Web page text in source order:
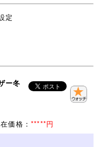
)24時間以内のご連絡
業日以内のご入金、
ついては同梱包いた
ご落札いただいてか
梱包できません。落
後のご落札は別梱
定
ー冬
価格： *****円